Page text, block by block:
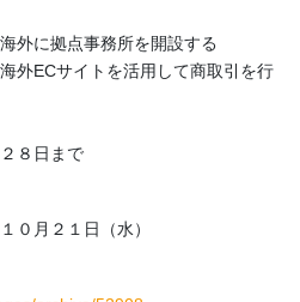
外に拠点事務所を開設する
外ECサイトを活用して商取引を行
８日まで
０月２１日（水）